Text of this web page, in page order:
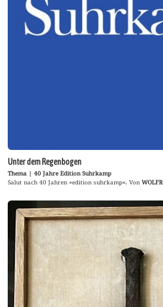
Unter dem Regenbogen
Thema | 40 Jahre Edition Suhrkamp
Salut nach 40 Jahren »edition suhrkamp«. Von